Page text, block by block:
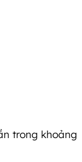
trong khoảng